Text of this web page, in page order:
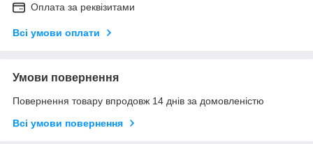
Оплата за реквізитами
Всі умови оплати
Умови повернення
Повернення товару впродовж 14 днів за домовленістю
Всі умови повернення